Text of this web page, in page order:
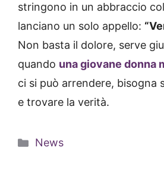
stringono in un abbraccio
lanciano un solo appello:
Non basta il dolore, serve
quando una giovane donna
ci si può arrendere, bisogna
e trovare la verità.
Categorie
News